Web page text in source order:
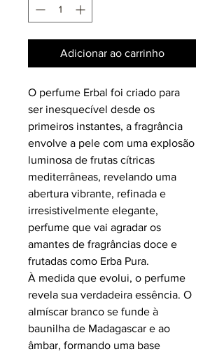
Adicionar ao carrinho
O perfume Erbal foi criado para
ser inesquecível desde os
primeiros instantes, a fragrância
envolve a pele com uma explosão
luminosa de frutas cítricas
mediterrâneas, revelando uma
abertura vibrante, refinada e
irresistivelmente elegante,
perfume que vai agradar os
amantes de fragrâncias doce e
frutadas como Erba Pura.
À medida que evolui, o perfume
revela sua verdadeira essência. O
almíscar branco se funde à
baunilha de Madagascar e ao
âmbar, formando uma base